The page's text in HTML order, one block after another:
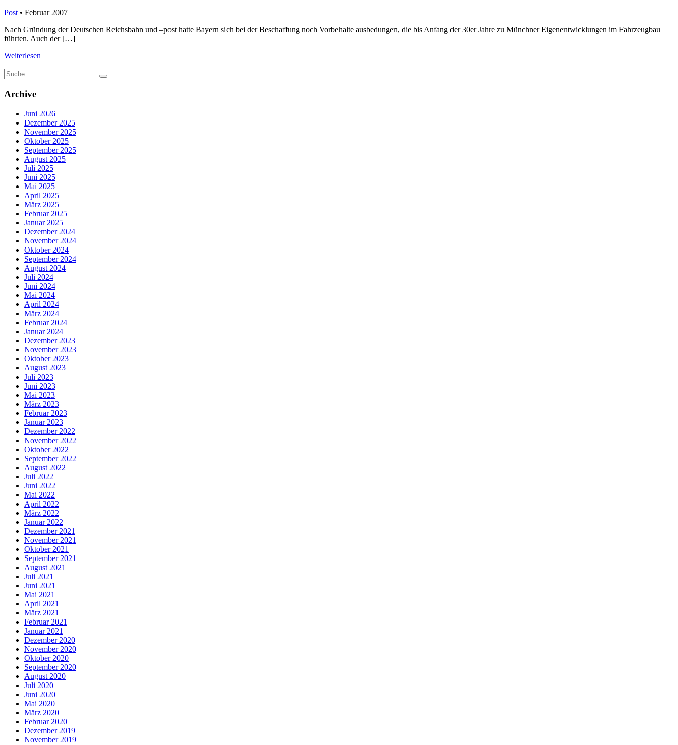
Post • Februar 2007
Nach Gründung der Deutschen Reichsbahn und –post hatte Bayern sich bei der Beschaffung noch Vorbehalte ausbedungen, die bis Anfang der 30er Jahre zu Münchner Eigenentwicklungen im Fahrzeugbau
führten. Auch der […]
Weiterlesen
Suche
nach:
Archive
Juni 2026
Dezember 2025
November 2025
Oktober 2025
September 2025
August 2025
Juli 2025
Juni 2025
Mai 2025
April 2025
März 2025
Februar 2025
Januar 2025
Dezember 2024
November 2024
Oktober 2024
September 2024
August 2024
Juli 2024
Juni 2024
Mai 2024
April 2024
März 2024
Februar 2024
Januar 2024
Dezember 2023
November 2023
Oktober 2023
August 2023
Juli 2023
Juni 2023
Mai 2023
März 2023
Februar 2023
Januar 2023
Dezember 2022
November 2022
Oktober 2022
September 2022
August 2022
Juli 2022
Juni 2022
Mai 2022
April 2022
März 2022
Januar 2022
Dezember 2021
November 2021
Oktober 2021
September 2021
August 2021
Juli 2021
Juni 2021
Mai 2021
April 2021
März 2021
Februar 2021
Januar 2021
Dezember 2020
November 2020
Oktober 2020
September 2020
August 2020
Juli 2020
Juni 2020
Mai 2020
März 2020
Februar 2020
Dezember 2019
November 2019